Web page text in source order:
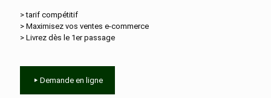
> tarif compétitif
> Maximisez vos ventes e‑commerce
> Livrez dès le 1er passage
Demande en ligne